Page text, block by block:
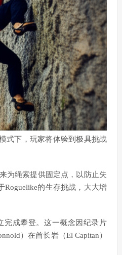
式下，玩家将体验到极具挑战
为绳索提供固定点，以防止失
Roguelike的生存挑战，大大增
完成攀登。这一概念因纪录片
）在酋长岩（El Capitan）